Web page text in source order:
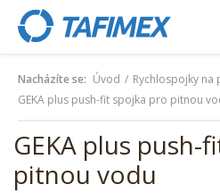
Nacházíte se: Úvod
Rychlospojky na
GEKA plus push-fit spojka pro pitnou
GEKA plus push-
pitnou vodu